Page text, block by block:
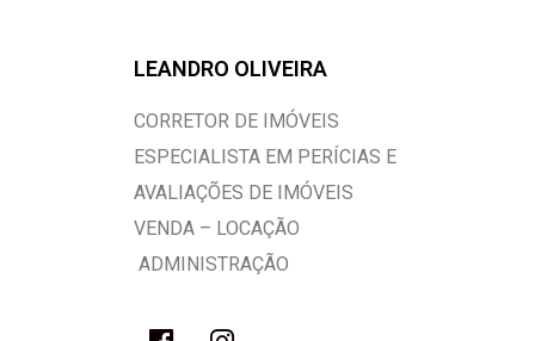
LEANDRO OLIVEIRA
CORRETOR DE IMÓVEIS
ESPECIALISTA EM PERÍCIAS E
AVALIAÇÕES DE IMÓVEIS
VENDA – LOCAÇÃO
ADMINISTRAÇÃO